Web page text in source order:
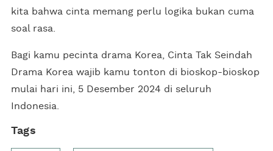
kita bahwa cinta memang perlu logika bukan cuma
soal rasa.
Bagi kamu pecinta drama Korea, Cinta Tak Seindah
Drama Korea wajib kamu tonton di bioskop-bioskop
mulai hari ini, 5 Desember 2024 di seluruh
Indonesia.
Tags